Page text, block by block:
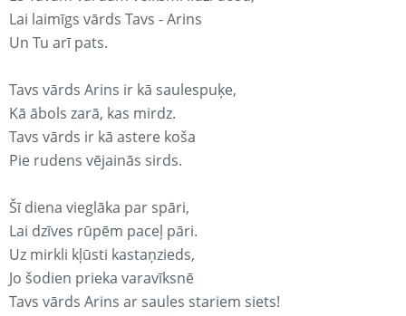
Lai laimīgs vārds Tavs - Arins
Un Tu arī pats.
Tavs vārds Arins ir kā saulespuķe,
Kā ābols zarā, kas mirdz.
Tavs vārds ir kā astere koša
Pie rudens vējainās sirds.
Šī diena vieglāka par spāri,
Lai dzīves rūpēm paceļ pāri.
Uz mirkli kļūsti kastaņzieds,
Jo šodien prieka varavīksnē
Tavs vārds Arins ar saules stariem siets!